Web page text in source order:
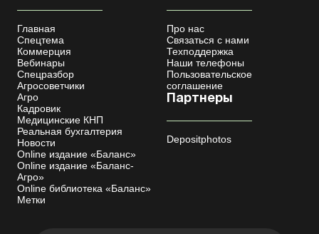
Главная
Спецтема
Коммерция
Вебинары
Спецразбор
Агросоветчики
Агро
Кадровик
Медицинские КНП
Реальная бухгалтерия
Новости
Online издание «Баланс»
Online издание «Баланс-
Агро»
Online библиотека «Баланс»
Метки
Про нас
Связаться с нами
Техподдержка
Наши телефоны
Пользовательское
соглашение
Партнеры
Depositphotos